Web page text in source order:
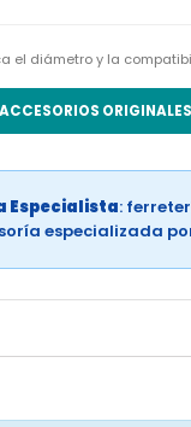
el diámetro y la
ACCESORIOS
Especialista:
especializada